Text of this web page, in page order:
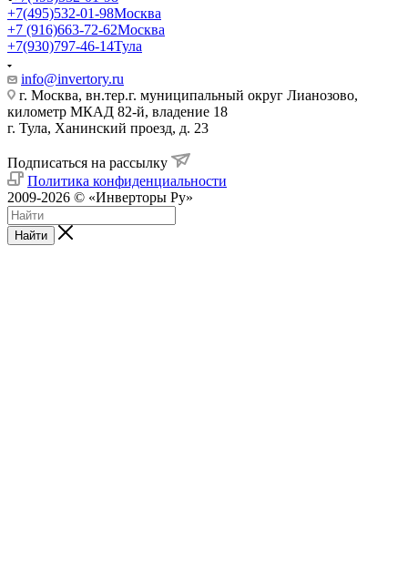
+7(495)532-01-98Москва
+7 (916)663-72-62Москва
+7(930)797-46-14Тула
info@invertory.ru
г. Москва, вн.тер.г. муниципальный округ Лианозово,
километр МКАД 82-й, владение 18
г. Тула, Ханинский проезд, д. 23
Подписаться на рассылку
Политика конфиденциальности
2009-2026 © «Инверторы Ру»
Найти